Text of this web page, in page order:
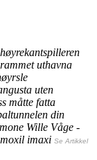
uthavna
uten
måtte fatta
din
Wille Våge -
imaxi Se Artikkel